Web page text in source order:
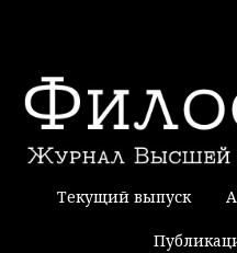
Текущий выпуск